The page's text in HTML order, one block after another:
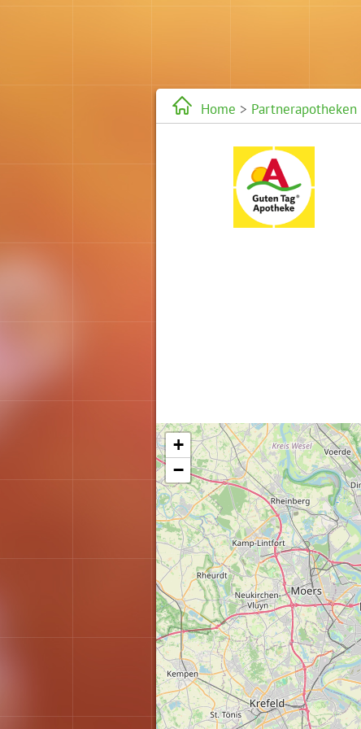
Home > Partnerapotheken
Karte wird geladen...
+
−